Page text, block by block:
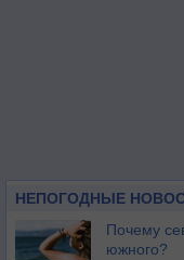
НЕПОГОДНЫЕ
Почему
южного?